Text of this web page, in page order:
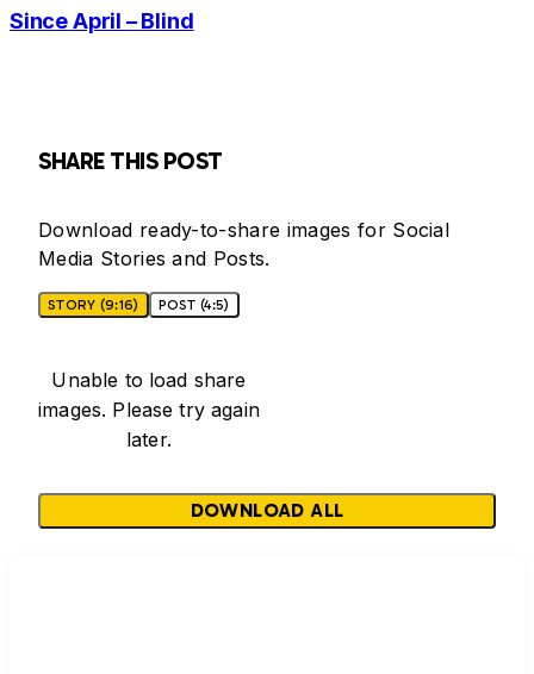
Since April – Blind
SHARE THIS POST
Download ready-to-share images for Social
Media Stories and Posts.
STORY (9:16) POST (4:5)
Unable to load share
images. Please try again
later.
DOWNLOAD ALL